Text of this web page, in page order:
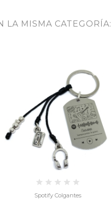
LA MISMA CATEGORÍA:
Spotify Colgantes